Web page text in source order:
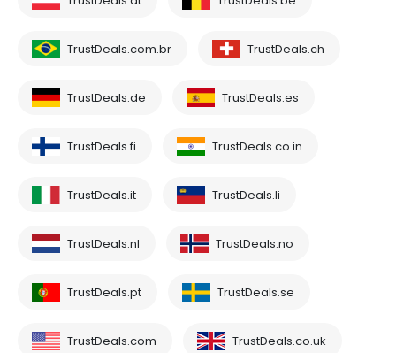
TrustDeals.com.br TrustDeals.ch
TrustDeals.de TrustDeals.es
TrustDeals.fi TrustDeals.co.in
TrustDeals.it TrustDeals.li
TrustDeals.nl TrustDeals.no
TrustDeals.pt TrustDeals.se
TrustDeals.com TrustDeals.co.uk